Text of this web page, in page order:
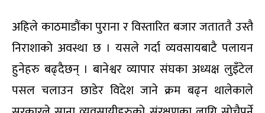
अहिले काठमाडौंका पुराना र विस्तारित बजार जताततै उस्तै
निराशाको अवस्था छ । यसले गर्दा व्यवसायबाटै पलायन
हुनेहरु बढ्दैछन् । बानेश्वर व्यापार संघका अध्यक्ष लुइँटेल
पसल चलाउन छाडेर विदेश जाने क्रम बढ्न थालेकाले